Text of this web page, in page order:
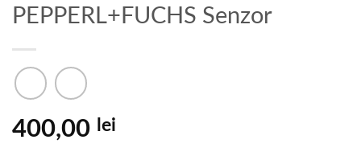
PEPPERL+FUCHS Senzor
400,00 lei